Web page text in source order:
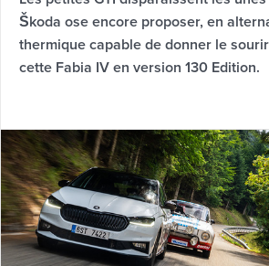
Škoda ose encore proposer, en
thermique capable de donner le
cette Fabia IV en version 130 Edition.